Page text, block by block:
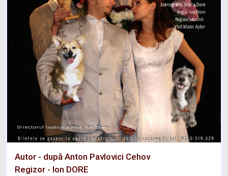
Autor - după Anton Pavlovici Cehov
Regizor - Ion DORE